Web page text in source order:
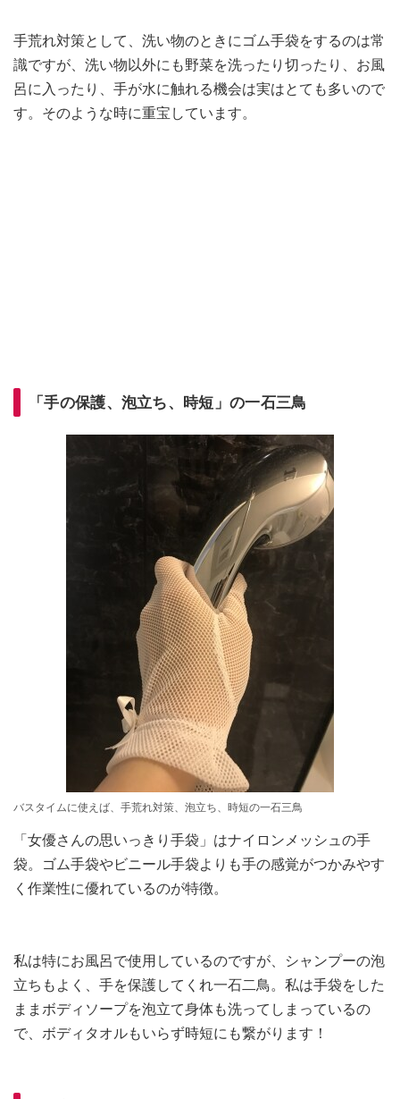
手荒れ対策として、洗い物のときにゴム手袋をするのは常
識ですが、洗い物以外にも野菜を洗ったり切ったり、お風
呂に入ったり、手が水に触れる機会は実はとても多いので
す。そのような時に重宝しています。
「手の保護、泡立ち、時短」の一石三鳥
バスタイムに使えば、手荒れ対策、泡立ち、時短の一石三鳥
「女優さんの思いっきり手袋」はナイロンメッシュの手
袋。ゴム手袋やビニール手袋よりも手の感覚がつかみやす
く作業性に優れているのが特徴。
私は特にお風呂で使用しているのですが、シャンプーの泡
立ちもよく、手を保護してくれ一石二鳥。私は手袋をした
ままボディソープを泡立て身体も洗ってしまっているの
で、ボディタオルもいらず時短にも繋がります！